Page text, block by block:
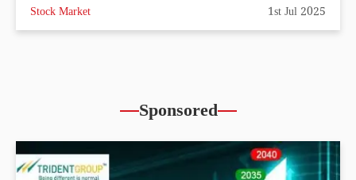
Stock Market 1st Jul 2025
Sponsored